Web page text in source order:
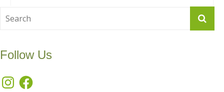
Follow Us
InstagramFacebook